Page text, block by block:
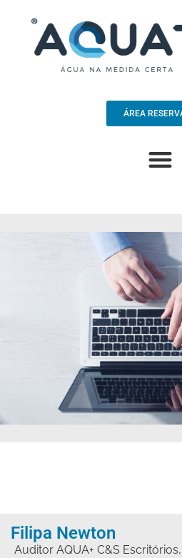
ÁREA
Filipa Newton
Auditor AQUA+ C&S Escritórios,